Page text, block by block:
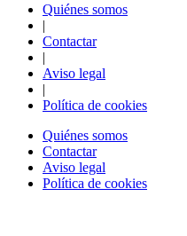
Quiénes somos
|
Contactar
|
Aviso legal
|
Política de cookies
Quiénes somos
Contactar
Aviso legal
Política de cookies